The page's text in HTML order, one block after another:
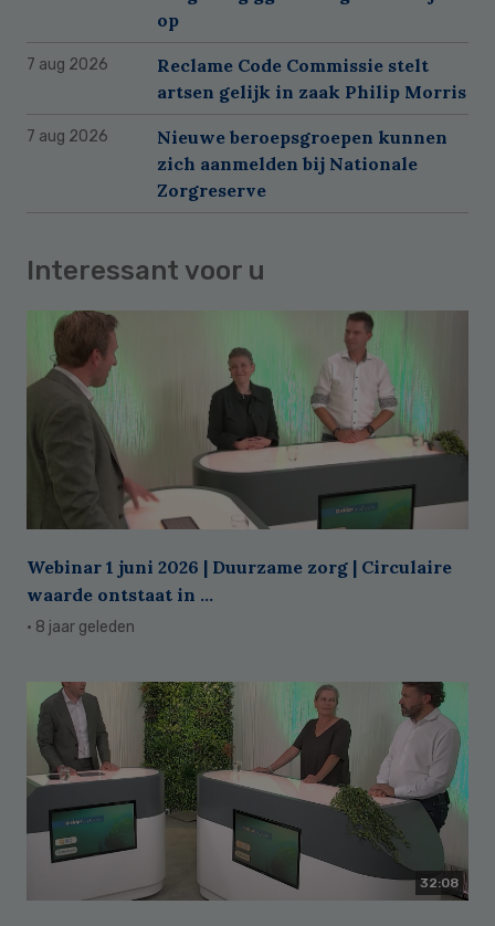
op
7 aug 2026
Reclame Code Commissie stelt
artsen gelijk in zaak Philip Morris
7 aug 2026
Nieuwe beroepsgroepen kunnen
zich aanmelden bij Nationale
Zorgreserve
Interessant voor u
Webinar 1 juni 2026 | Duurzame zorg | Circulaire
waarde ontstaat in ...
· 8 jaar geleden
32:08